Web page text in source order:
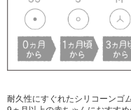
耐久性にすぐれたシリコーンゴム